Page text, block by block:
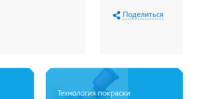
Поделиться
Технология покраски